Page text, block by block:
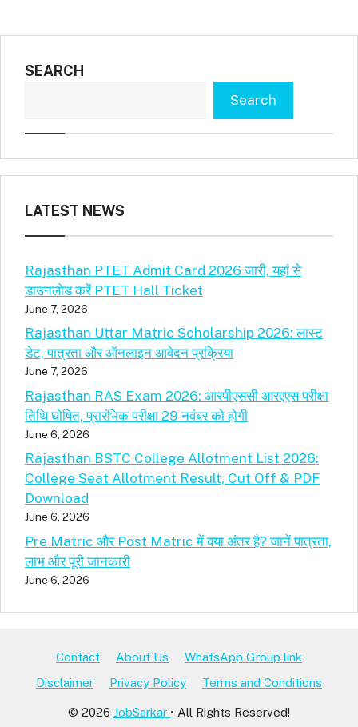
SEARCH
Search
LATEST NEWS
Rajasthan PTET Admit Card 2026 जारी, यहां से
डाउनलोड करें PTET Hall Ticket
June 7, 2026
Rajasthan Uttar Matric Scholarship 2026: लास्ट
डेट, पात्रता और ऑनलाइन आवेदन प्रक्रिया
June 7, 2026
Rajasthan RAS Exam 2026: आरपीएससी आरएएस परीक्षा
तिथि घोषित, प्रारंभिक परीक्षा 29 नवंबर को होगी
June 6, 2026
Rajasthan BSTC College Allotment List 2026:
College Seat Allotment Result, Cut Off & PDF
Download
June 6, 2026
Pre Matric और Post Matric में क्या अंतर है? जानें पात्रता,
लाभ और पूरी जानकारी
June 6, 2026
Contact About Us
WhatsApp Group link
Disclaimer
Privacy Policy Terms and Conditions
© 2026 JobSarkar • All Rights Reserved!